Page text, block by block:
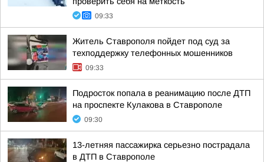
09:33
Житель Ставрополя пойдет под суд за
техподдержку телефонных мошенников
09:33
Подросток попала в реанимацию после ДТП
на проспекте Кулакова в Ставрополе
09:30
13-летняя пассажирка серьезно пострадала
в ДТП в Ставрополе